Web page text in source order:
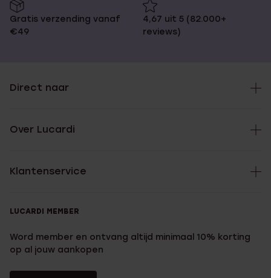
Gratis verzending vanaf
€49
4,67 uit 5 (82.000+
reviews)
Direct naar
Over Lucardi
Klantenservice
LUCARDI MEMBER
Word member en ontvang altijd minimaal 10% korting
op al jouw aankopen